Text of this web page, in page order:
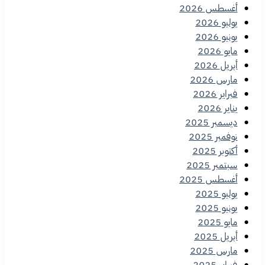
أغسطس 2026
يوليو 2026
يونيو 2026
مايو 2026
أبريل 2026
مارس 2026
فبراير 2026
يناير 2026
ديسمبر 2025
نوفمبر 2025
أكتوبر 2025
سبتمبر 2025
أغسطس 2025
يوليو 2025
يونيو 2025
مايو 2025
أبريل 2025
مارس 2025